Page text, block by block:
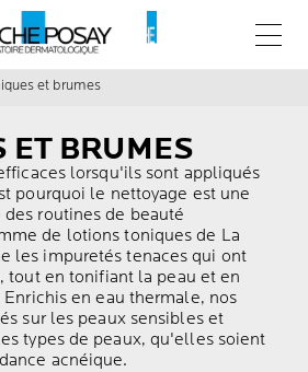
Menu
et brumes
ET BRUMES
lorsqu'ils sont appliqués
pourquoi le nettoyage est une
routines de beauté
de lotions toniques de La
les impuretés tenaces qui ont
tout en tonifiant la peau et en
Enrichis en eau thermale, nos
sur les peaux sensibles et
types de peaux, qu'elles soient
acnéique.